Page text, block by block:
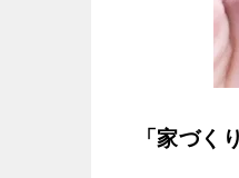
「家づく